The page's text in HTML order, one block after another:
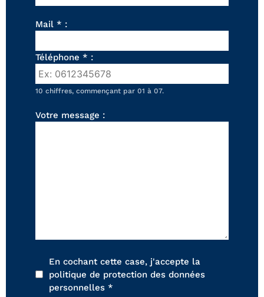
Mail * :
Téléphone * :
10 chiffres, commençant par 01 à 07.
Votre message :
En cochant cette case, j'accepte la
politique de protection des données
personnelles *